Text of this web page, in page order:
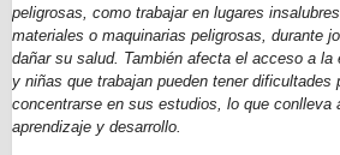
peligrosas, como trabajar en lugares
materiales o maquinarias peligrosas, durante
dañar su salud. También afecta el acceso a la
y niñas que trabajan pueden tener
concentrarse en sus estudios, lo que conlleva
aprendizaje y desarrollo.